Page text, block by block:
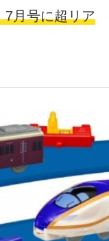
7月号に超リア